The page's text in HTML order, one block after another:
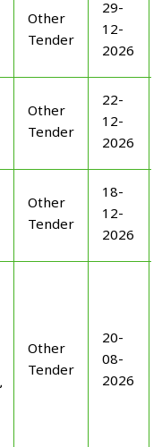
Other
Tender
29-
12-
2026
Other
Tender
22-
12-
2026
Other
Tender
18-
12-
2026
Other
Tender
20-
08-
2026